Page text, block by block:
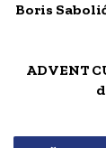
Boris
ADVENT